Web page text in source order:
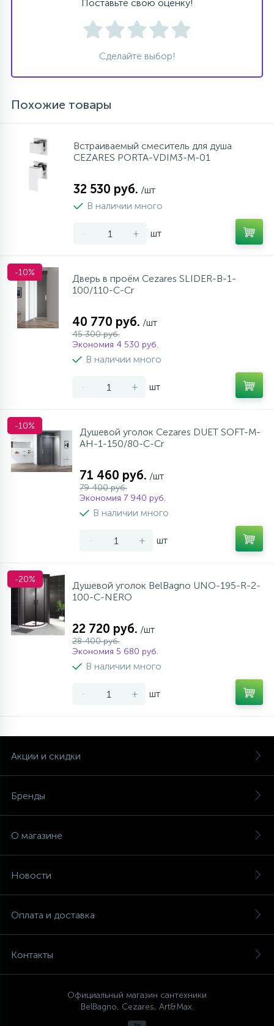
Поставьте свою оценку!
Сделайте выбор!
Похожие товары
Встраиваемый смеситель для душа
CEZARES PORTA-VDIM3-M-01
32 530 руб. /шт
В наличии много
- + шт
-10%
Дверь в проём Cezares SLIDER-B-1-
100/110-C-Cr
40 770 руб. /шт
45 300 руб.
Экономия 4 530 руб.
В наличии много
- + шт
-10%
Душевой уголок Cezares DUET SOFT-M-
AH-1-150/80-C-Cr
71 460 руб. /шт
79 400 руб.
Экономия 7 940 руб.
В наличии много
- + шт
-20%
Душевой уголок BelBagno UNO-195-R-2-
100-C-NERO
22 720 руб. /шт
28 400 руб.
Экономия 5 680 руб.
В наличии много
- + шт
Акции и скидки
Бренды
О магазине
Новости
Оплата и доставка
Контакты
Официальный магазин сантехники
BelBagno, Cezares, Art&Max.